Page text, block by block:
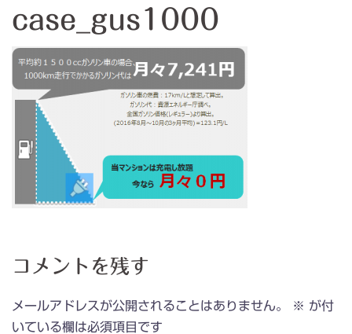
case_gus1000
コメントを残す
メールアドレスが公開されることはありません。 ※ が付
いている欄は必須項目です